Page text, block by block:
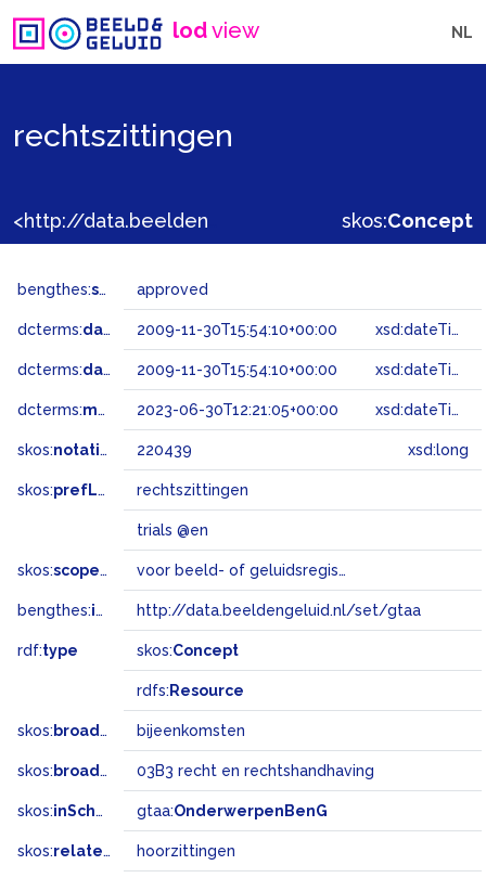
lodview NL
rechtszittingen
skos:Concept
bengthes:status approved
dcterms:dateAccepted 2009-11-30T15:54:10+00:00 xsd:dateTime
dcterms:dateSubmitted 2009-11-30T15:54:10+00:00 xsd:dateTime
dcterms:modified 2023-06-30T12:21:05+00:00 xsd:dateTime
skos:notation 220439 xsd:long
skos:prefLabel rechtszittingen
trials @en
skos:scopeNote voor beeld- of geluidsregistraties van rechtszittingen
bengthes:inSet http://data.beeldengeluid.nl/set/gtaa
rdf:type skos:Concept
rdfs: Resource
skos: broader bijeenkomsten
skos: broadMatch 03B3 recht en rechtshandhaving
skos:inScheme gtaa:OnderwerpenBenG
skos:related hoorzittingen